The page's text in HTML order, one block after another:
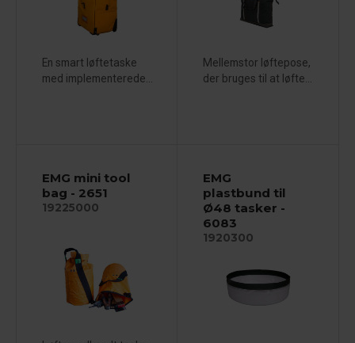
En smart løftetaske
med implementerede...
Mellemstor løftepose,
der bruges til at løfte...
EMG mini tool
bag - 2651
19225000
EMG
plastbund til
Ø48 tasker -
6083
1920300